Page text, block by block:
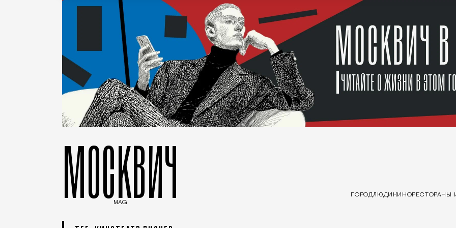
МОСКВИЧ
MAG
ГОРОДЛЮДИ КИНОРЕСТОРАНЫ